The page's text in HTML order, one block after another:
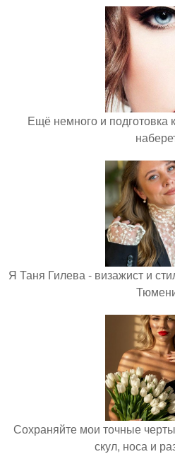
Ещё немного и подготовка
Я Таня Гилева - визажист и
Сохраняйте мои точные
скул, носа и